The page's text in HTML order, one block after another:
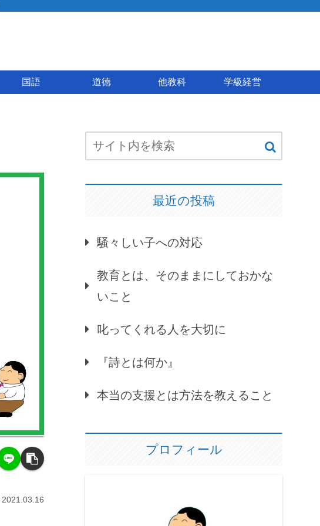
国語 道徳 他教科 学級経営
2021.03.16
最近の投稿
騒々しい子への対応
教育とは、そのままにしておかな
いこと
叱ってくれる人を大切に
『詩とは何か』
本当の支援とは方法を教えること
プロフィール